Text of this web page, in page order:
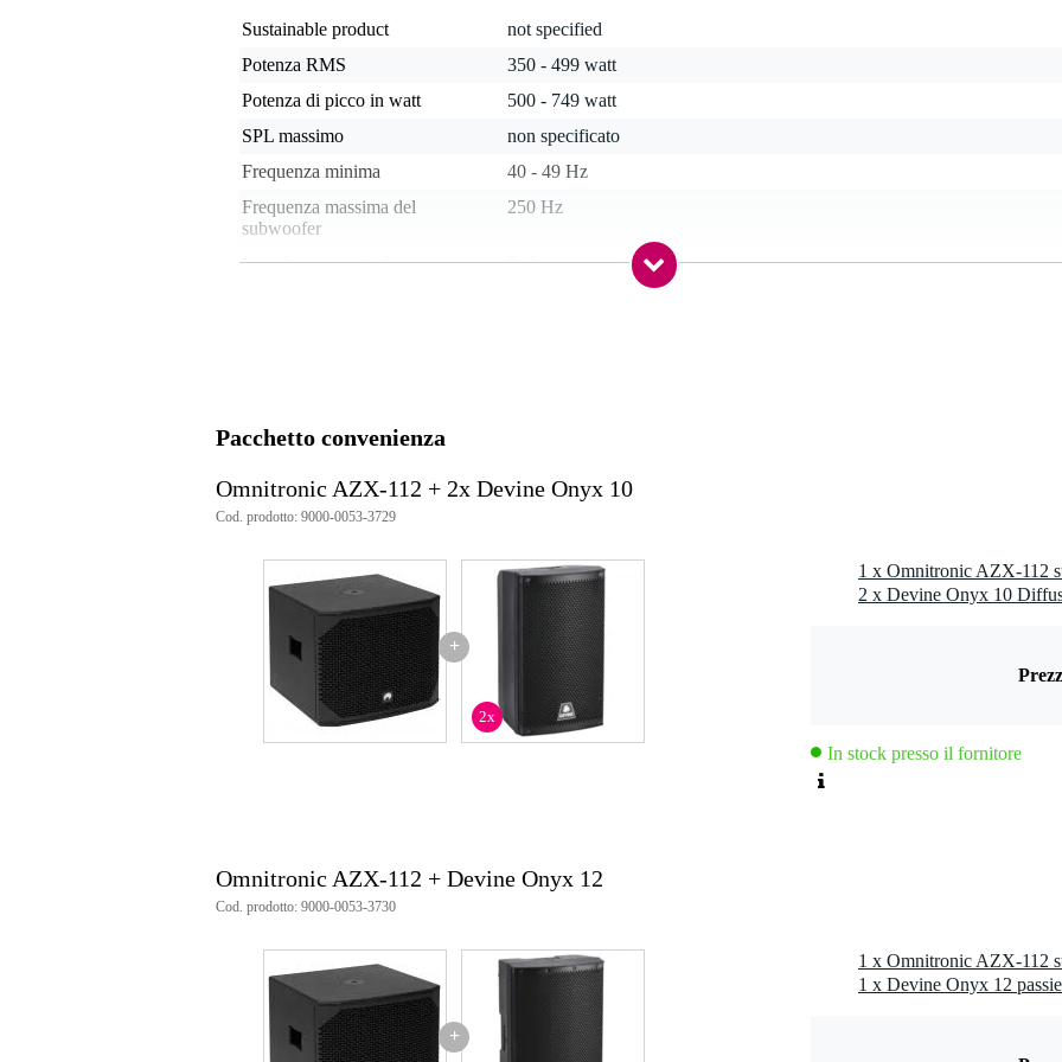
Sustainable product
not specified
Potenza RMS
350 - 499 watt
Potenza di picco in watt
500 - 749 watt
SPL massimo
non specificato
Frequenza minima
40 - 49 Hz
Frequenza massima del
subwoofer
250 Hz
Impedenza nominale
8 ohm
Uscite con morsetti per cavi
Peso per cassa
20 kg
Speaker cabinet material
Peso e dimensioni imballaggio incluso
Peso (imballaggio incluso)
22,0 kg
Dimensioni(imballaggio incluso) 60,0 x 60,0 x 60,0 cm
impedenza 8 ohm
materiale: MDF
dimensioni: 50 x 45 x 57,5 cm
peso: 20,10 kg
Pacchetto convenienza
Omnitronic AZX-112 + 2x Devine Onyx 10
Cod. prodotto: 9000-0053-3729
+
2x
2 x Devine Onyx 10
In stock presso il fornitore
Omnitronic AZX-112 + Devine Onyx 12
Cod. prodotto: 9000-0053-3730
+
1 x Devine Onyx 12